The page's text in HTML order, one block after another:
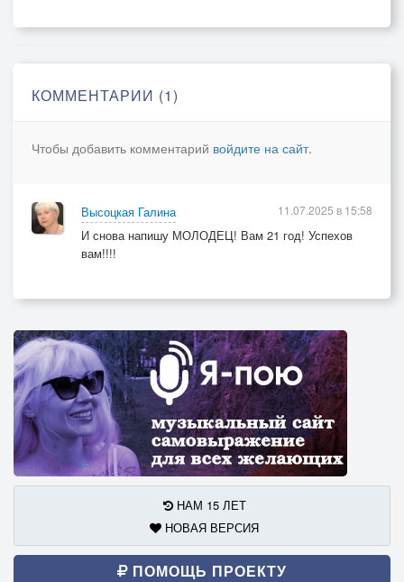
КОММЕНТАРИИ (1)
Чтобы добавить комментарий войдите на сайт.
Высоцкая Галина
И снова напишу МОЛОДЕЦ! Вам 21 год! Успехов
вам!!!!
11.07.2025 в 15:58
НАМ 15 ЛЕТ
НОВАЯ ВЕРСИЯ
ПОМОЩЬ ПРОЕКТУ